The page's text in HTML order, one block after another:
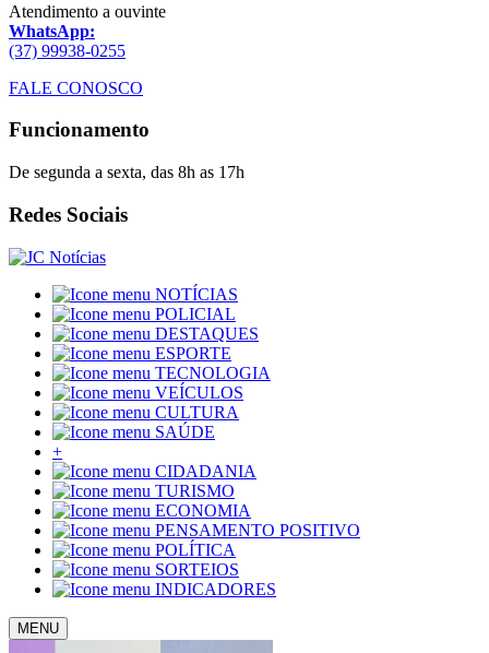
Atendimento a ouvinte
WhatsApp:
(37) 99938-0255
FALE CONOSCO
Funcionamento
De segunda a sexta, das 8h as 17h
Redes Sociais
NOTÍCIAS
POLICIAL
DESTAQUES
ESPORTE
TECNOLOGIA
VEÍCULOS
CULTURA
SAÚDE
+
CIDADANIA
TURISMO
ECONOMIA
PENSAMENTO POSITIVO
POLÍTICA
SORTEIOS
INDICADORES
MENU